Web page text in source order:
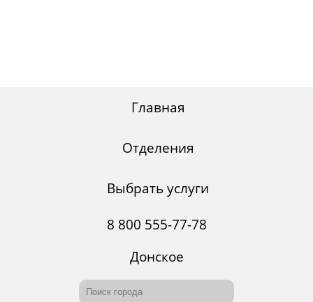
Главная
Отделения
Выбрать услуги
8 800 555-77-78
Донское